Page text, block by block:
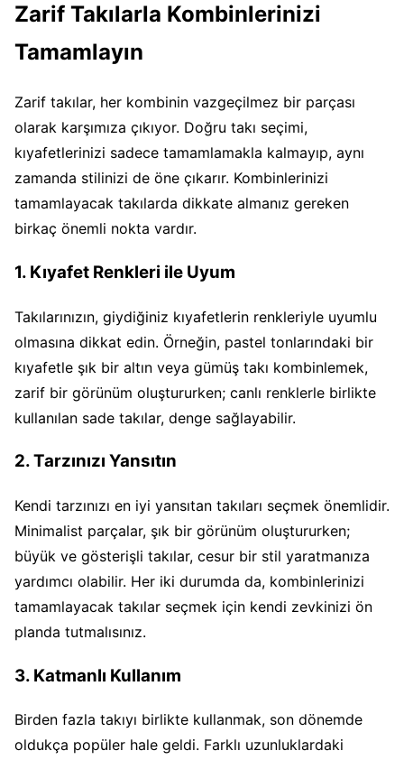
Zarif Takılarla Kombinlerinizi
Tamamlayın
Zarif takılar, her kombinin vazgeçilmez bir parçası
olarak karşımıza çıkıyor. Doğru takı seçimi,
kıyafetlerinizi sadece tamamlamakla kalmayıp, aynı
zamanda stilinizi de öne çıkarır. Kombinlerinizi
tamamlayacak takılarda dikkate almanız gereken
birkaç önemli nokta vardır.
1. Kıyafet Renkleri ile Uyum
Takılarınızın, giydiğiniz kıyafetlerin renkleriyle uyumlu
olmasına dikkat edin. Örneğin, pastel tonlarındaki bir
kıyafetle şık bir altın veya gümüş takı kombinlemek,
zarif bir görünüm oluştururken; canlı renklerle birlikte
kullanılan sade takılar, denge sağlayabilir.
2. Tarzınızı Yansıtın
Kendi tarzınızı en iyi yansıtan takıları seçmek önemlidir.
Minimalist parçalar, şık bir görünüm oluştururken;
büyük ve gösterişli takılar, cesur bir stil yaratmanıza
yardımcı olabilir. Her iki durumda da, kombinlerinizi
tamamlayacak takılar seçmek için kendi zevkinizi ön
planda tutmalısınız.
3. Katmanlı Kullanım
Birden fazla takıyı birlikte kullanmak, son dönemde
oldukça popüler hale geldi. Farklı uzunluklardaki